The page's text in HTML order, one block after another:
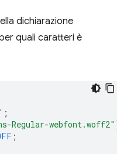
dichiarazione
quali caratteri è
;
Regular-webfont.woff2"
;